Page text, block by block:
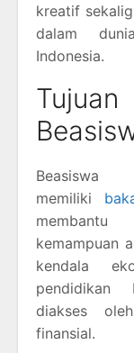
kreatif
dalam
Indonesia.
memiliki
kemampuan
kendala
pendidikan
diakses
finansial.